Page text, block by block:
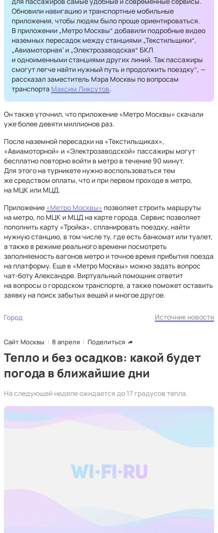
Обновили навигацию и транспортные мобильные
приложения, чтобы людям было проще ориентироваться.
В приложении „Метро Москвы“ добавили подробные видео
наземных пересадок между станциями „‎Текстильщики“,
„Авиамоторная‘‎ и „Электрозаводская“ БКЛ
и одноименными станциями других линий. Так пассажиры
смогут легче найти нужный путь и продолжить поездку“, —
рассказал заместитель Мэра Москвы по вопросам
транспорта Максим Ликсутов.
Он также уточнил, что приложение «Метро Москвы» скачали
уже более девяти миллионов раз.
После наземной пересадки на «Текстильщиках»,
«Авиамоторной» и «Электрозаводской» пассажиры могут
бесплатно повторно войти в метро в течение 90 минут.
Для этого на турникете нужно воспользоваться тем
же средством оплаты, что и при первом проходе в метро,
на МЦК или МЦД.
Приложение «Метро Москвы» позволяет строить маршруты
на метро, по МЦК и МЦД на карте города. Сервис позволяет
пополнить карту «Тройка», спланировать поездку, найти
нужную станцию, в том числе ту, где есть банкомат или туалет,
а также в режиме реального времени посмотреть
заполняемость вагонов метро и точное время прибытия поезда
на платформу. Еще в «Метро Москвы» можно задать вопрос
чат-боту Александре. Виртуальный помощник ответит
на вопросы о городском транспорте, а также поможет оставить
заявку на поиск забытых вещей и многое другое.
Город Источник новости
Сайт Москвы 8 апреля Поделиться
Тепло и без осадков: какой будет
погода в ближайшие дни
На следующей неделе ожидается до 17 градусов тепла.